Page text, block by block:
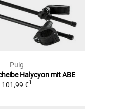
Puig
Halycyon mit ABE
101,99 €1